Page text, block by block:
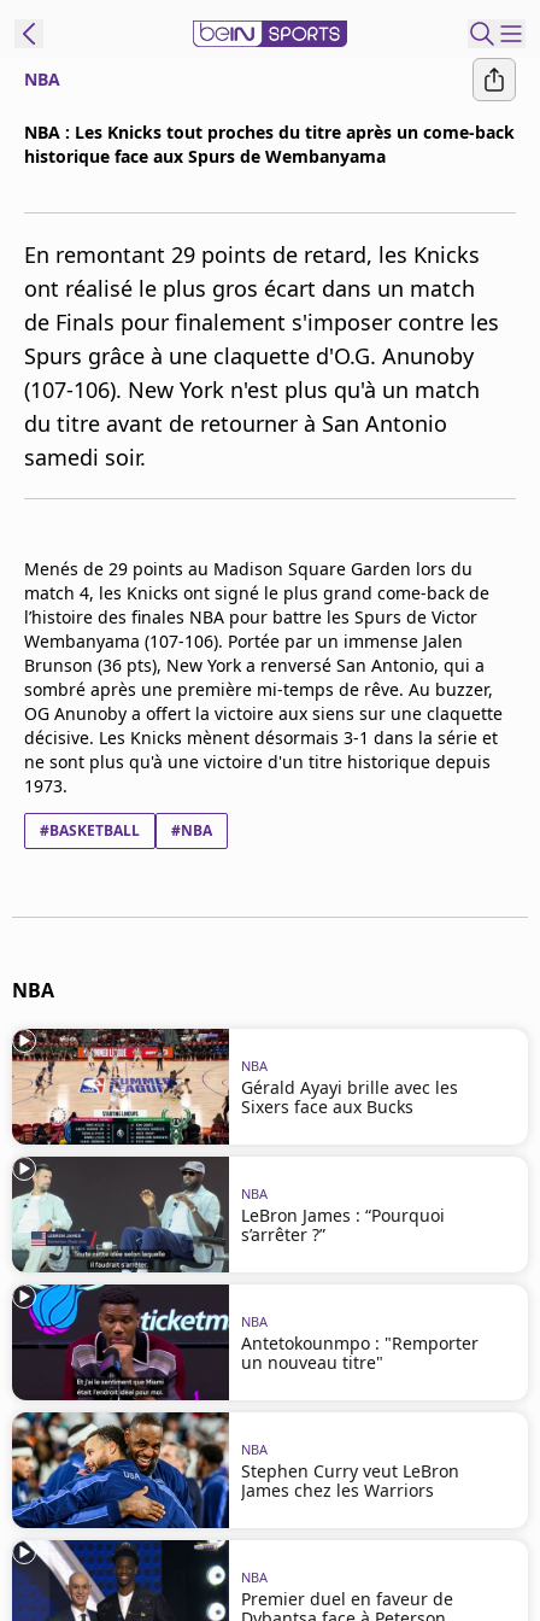
Replays
Podcasts
En Direct
Gérer les
notifications
Contactez nous
Grille TV
beINSPIRED
Mentions légales
Cookies
Protection des données
Paramétrer mon consentement
NBA
NBA : Les Knicks tout proches du titre après un come-back
historique face aux Spurs de Wembanyama
En remontant 29 points de retard, les Knicks
ont réalisé le plus gros écart dans un match
de Finals pour finalement s'imposer contre les
Spurs grâce à une claquette d'O.G. Anunoby
(107-106). New York n'est plus qu'à un match
du titre avant de retourner à San Antonio
samedi soir.
Menés de 29 points au Madison Square Garden lors du
match 4, les Knicks ont signé le plus grand come-back de
l’histoire des finales NBA pour battre les Spurs de Victor
Wembanyama (107-106). Portée par un immense Jalen
Brunson (36 pts), New York a renversé San Antonio, qui a
sombré après une première mi-temps de rêve. Au buzzer,
OG Anunoby a offert la victoire aux siens sur une claquette
décisive. Les Knicks mènent désormais 3-1 dans la série et
ne sont plus qu'à une victoire d'un titre historique depuis
1973.
#BASKETBALL #NBA
NBA
NBA
Gérald Ayayi brille avec les
Sixers face aux Bucks
NBA
LeBron James : “Pourquoi
s’arrêter ?”
NBA
Antetokounmpo : "Remporter
un nouveau titre"
NBA
Stephen Curry veut LeBron
James chez les Warriors
NBA
Premier duel en faveur de